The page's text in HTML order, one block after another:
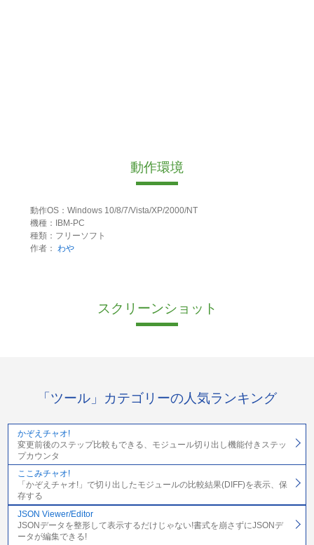
動作環境
動作OS：Windows 10/8/7/Vista/XP/2000/NT
機種：IBM-PC
種類：フリーソフト
作者： わや
スクリーンショット
「ツール」カテゴリーの人気ランキング
かぞえチャオ!
変更前後のステップ比較もできる、モジュール切り出し機能付きステッ
プカウンタ
ここみチャオ!
「かぞえチャオ!」で切り出したモジュールの比較結果(DIFF)を表示、保
存する
JSON Viewer/Editor
JSONデータを整形して表示するだけじゃない!書式を崩さずにJSONデ
ータが編集できる!